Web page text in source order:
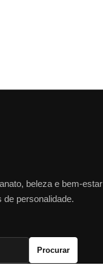
beleza e bem-estar
personalidade.
Procurar